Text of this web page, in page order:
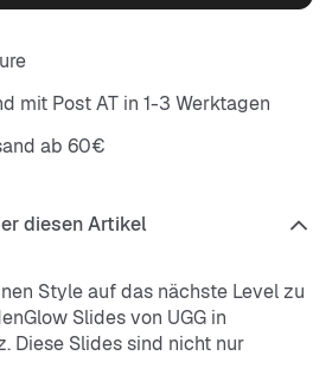
mit Post AT in 1-3 Werktagen
ab 60€
diesen Artikel
Style auf das nächste Level zu
Slides von UGG in
Diese Slides sind nicht nur
der perfekte Begleiter für dein